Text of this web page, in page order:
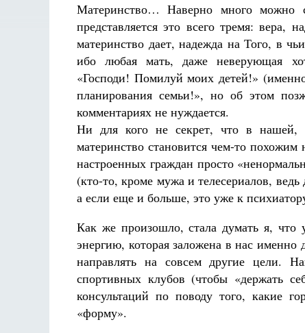
Материнство… Наверно много можно
представляется это всего тремя: вера,
материнство дает, надежда на Того, в
ибо любая мать, даже неверующая
«Господи! Помилуй моих детей!»
планирования семьи!», но об этом
комментариях не нуждается.
Ни для кого не секрет, что в нашей,
материнство становится чем-то похожим
настроенных граждан просто
(кто-то, кроме мужа и телесериалов,
а если еще и больше, это уже к
Как же произошло, стала думать я,
энергию, которая заложена в нас
направлять на совсем другие цели.
спортивных клубов (чтобы «держать
консультаций по поводу того, какие
«форму».